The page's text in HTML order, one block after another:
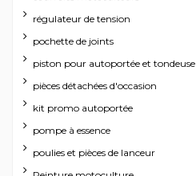
régulateur de tension
pochette de joints
piston pour autoportée et tondeuse
pièces détachées d'occasion
kit promo autoportée
pompe à essence
poulies et pièces de lanceur